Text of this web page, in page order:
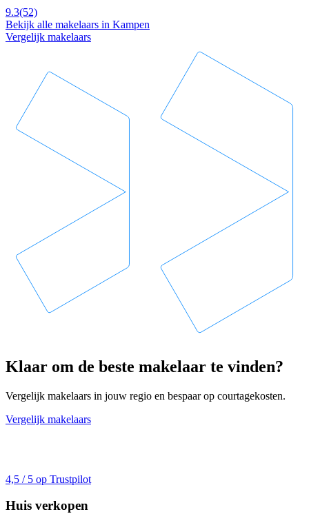
9.3(52)
Bekijk alle makelaars in Kampen
Vergelijk makelaars
Klaar om de beste makelaar te vinden?
Vergelijk makelaars in jouw regio en bespaar op courtagekosten.
Vergelijk makelaars
4,5 / 5 op Trustpilot
Huis verkopen